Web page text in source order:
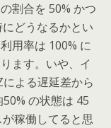
割合を 50% かつ
どうなるかとい
用率は 100% に
ます。いや、イ
よる遅延差から
の状態は 45
稼働してると思